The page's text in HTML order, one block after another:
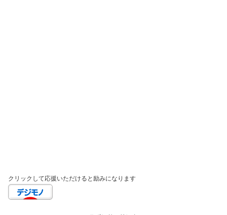
クリックして応援いただけると励みになります